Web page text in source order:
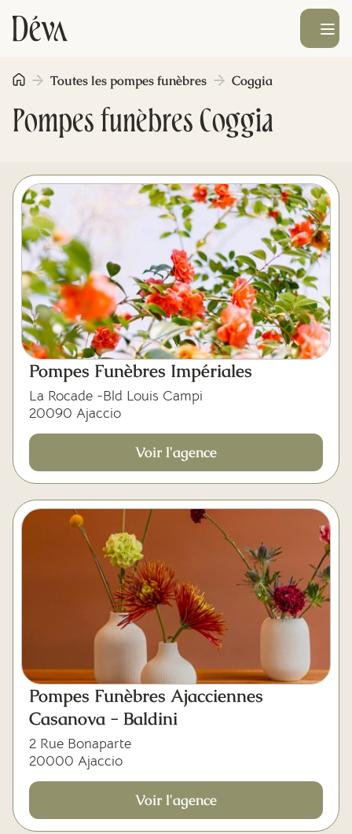
Obsèques
Prévoyance
Monument funéraire
Livraison de fleurs
Blog
Mes dernières volontés
Ouvrir le
Pompes funèbres Coggia
Toutes les pompes funèbres Coggia
Pompes Funèbres Impériales
La Rocade -Bld Louis Campi
20090 Ajaccio
Voir l'agence
Pompes Funèbres Ajacciennes
Casanova - Baldini
2 Rue Bonaparte
20000 Ajaccio
Voir l'agence